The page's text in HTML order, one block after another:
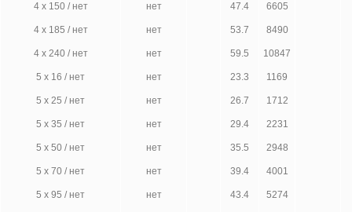
4 х 150 / нет нет 47.4 6605
4 х 185 / нет нет 53.7 8490
4 х 240 / нет нет 59.5 10847
5 х 16 / нет нет 23.3 1169
5 х 25 / нет нет 26.7 1712
5 х 35 / нет нет 29.4 2231
5 х 50 / нет нет 35.5 2948
5 х 70 / нет нет 39.4 4001
5 х 95 / нет нет 43.4 5274